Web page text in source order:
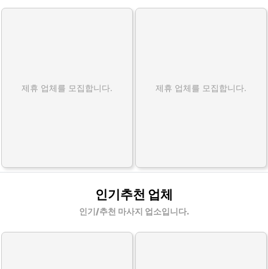
제휴 업체를 모집합니다. 제휴 업체를 모집합니다.
인기추천 업체
인기/추천 마사지 업소입니다.